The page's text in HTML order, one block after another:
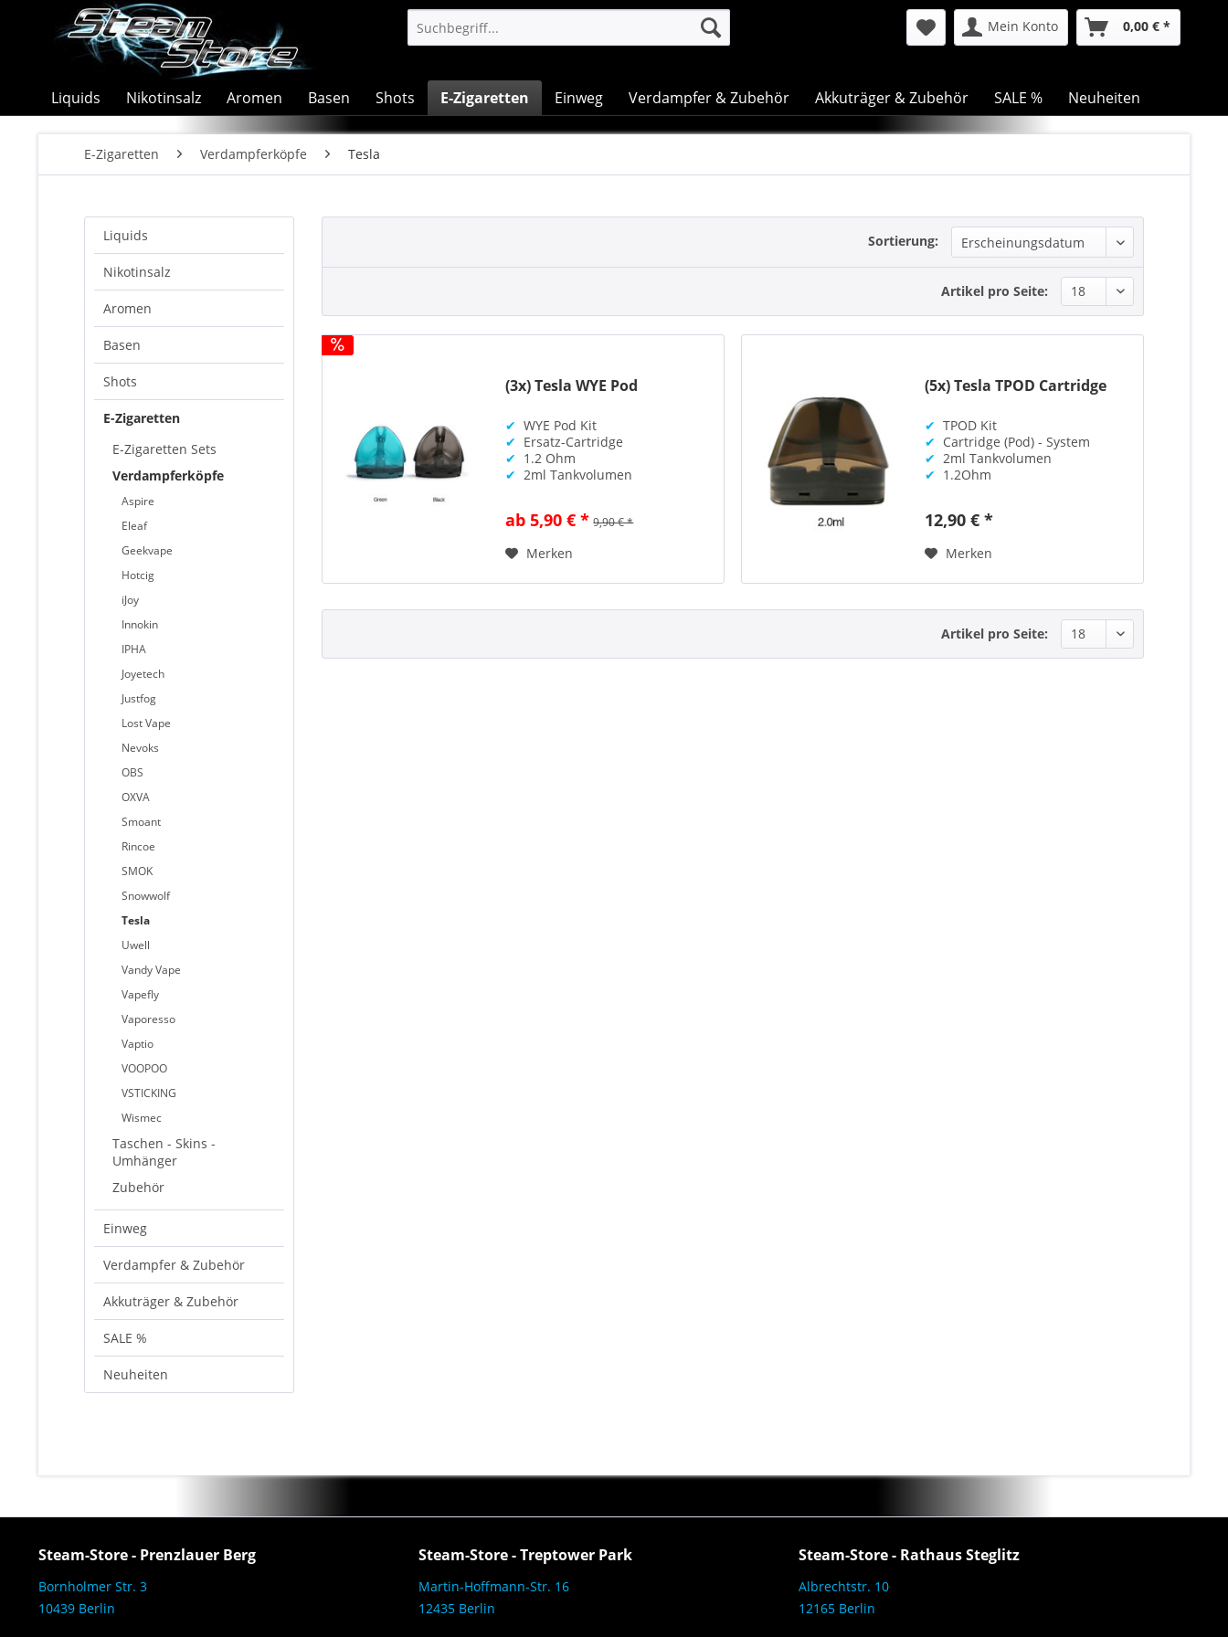
Mein Konto 0,00 € *
Liquids Nikotinsalz Aromen Basen Shots E-Zigaretten Einweg Verdampfer & Zubehör Akkuträger & Zubehör SALE % Neuheiten
E-Zigaretten Verdampferköpfe Tesla
Liquids
Nikotinsalz
Aromen
Basen
Shots
E-Zigaretten
E-Zigaretten Sets
Verdampferköpfe
Aspire
Eleaf
Geekvape
Hotcig
iJoy
Innokin
IPHA
Joyetech
Justfog
Lost Vape
Nevoks
OBS
OXVA
Smoant
Rincoe
SMOK
Snowwolf
Tesla
Uwell
Vandy Vape
Vapefly
Vaporesso
Vaptio
VOOPOO
VSTICKING
Wismec
Taschen - Skins -
Umhänger
Zubehör
Einweg
Verdampfer & Zubehör
Akkuträger & Zubehör
SALE %
Neuheiten
Sortierung:
Artikel pro Seite:
(3x) Tesla WYE Pod
✔ WYE Pod Kit
✔ Ersatz-Cartridge
✔ 1.2 Ohm
✔ 2ml Tankvolumen
ab 5,90 € * 9,90 € *
Merken
(5x) Tesla TPOD Cartridge
✔ TPOD Kit
✔ Cartridge (Pod) - System
✔ 2ml Tankvolumen
✔ 1.2Ohm
12,90 € *
Merken
Artikel pro Seite:
Steam-Store - Prenzlauer Berg
Bornholmer Str. 3
10439 Berlin
Steam-Store - Treptower Park
Martin-Hoffmann-Str. 16
12435 Berlin
Steam-Store - Rathaus Steglitz
Albrechtstr. 10
12165 Berlin